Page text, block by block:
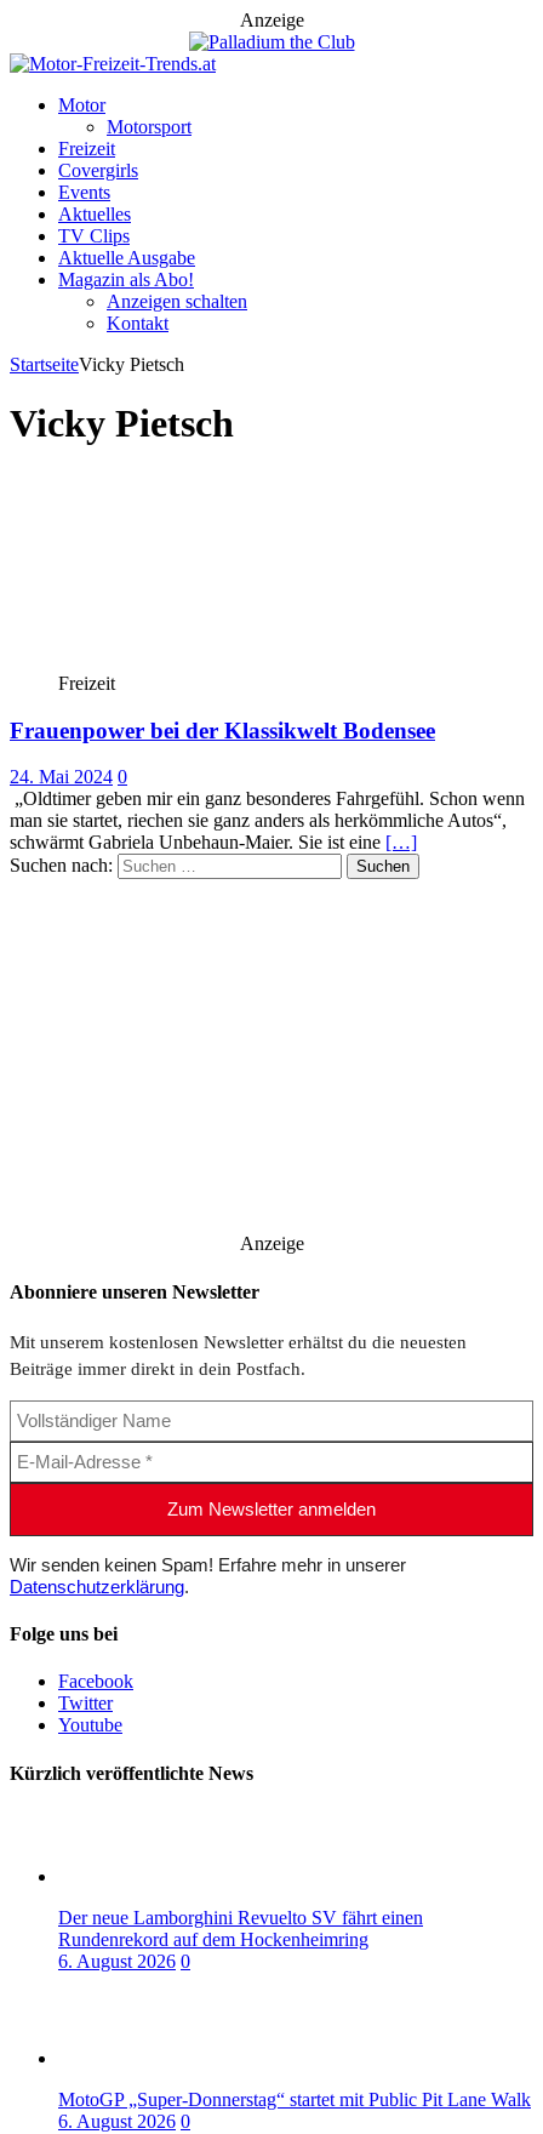
Anzeige
Motor
Motorsport
Freizeit
Covergirls
Events
Aktuelles
TV Clips
Aktuelle Ausgabe
Magazin als Abo!
Anzeigen schalten
Kontakt
StartseiteVicky Pietsch
Vicky Pietsch
Freizeit
Frauenpower bei der Klassikwelt Bodensee
24. Mai 2024 0
„Oldtimer geben mir ein ganz besonderes Fahrgefühl. Schon wenn
man sie startet, riechen sie ganz anders als herkömmliche Autos“,
schwärmt Gabriela Unbehaun-Maier. Sie ist eine […]
Suchen nach:
Anzeige
Abonniere unseren Newsletter
Mit unserem kostenlosen Newsletter erhältst du die neuesten
Beiträge immer direkt in dein Postfach.
Wir senden keinen Spam! Erfahre mehr in unserer
Datenschutzerklärung.
Folge uns bei
Facebook
Twitter
Youtube
Kürzlich veröffentlichte News
Der neue Lamborghini Revuelto SV fährt einen
Rundenrekord auf dem Hockenheimring
6. August 2026 0
MotoGP „Super-Donnerstag“ startet mit Public Pit Lane Walk
6. August 2026 0